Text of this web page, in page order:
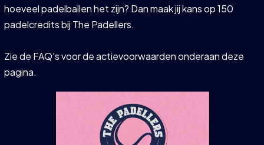
hoeveel padelballen het zijn? Dan maak jij kans op 150
padelcredits bij The Padellers.
Zie de FAQ's voor de actievoorwaarden onderaan deze
pagina.